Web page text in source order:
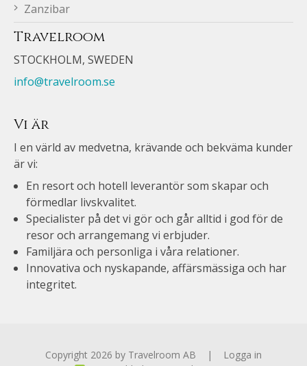
Zanzibar
Travelroom
STOCKHOLM, SWEDEN
info@travelroom.se
Vi är
I en värld av medvetna, krävande och bekväma kunder
är vi:
En resort och hotell leverantör som skapar och
förmedlar livskvalitet.
Specialister på det vi gör och går alltid i god för de
resor och arrangemang vi erbjuder.
Familjära och personliga i våra relationer.
Innovativa och nyskapande, affärsmässiga och har
integritet.
Copyright 2026 by Travelroom AB |
Logga in